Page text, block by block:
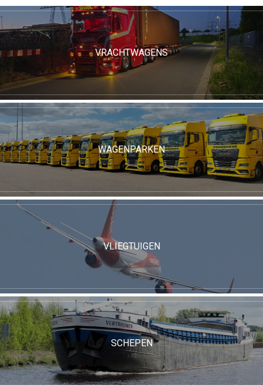
VRACHTWAGENS
WAGENPARKEN
VLIEGTUIGEN
SCHEPEN